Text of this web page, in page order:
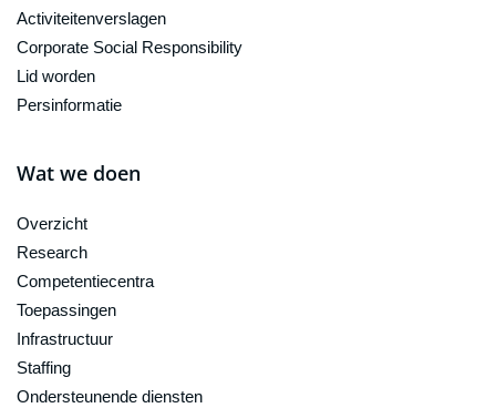
Activiteitenverslagen
Corporate Social Responsibility
Lid worden
Persinformatie
Wat we doen
Overzicht
Research
Competentiecentra
Toepassingen
Infrastructuur
Staffing
Ondersteunende diensten